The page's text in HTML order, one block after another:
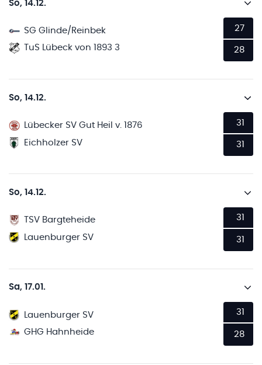
So, 14.12.
SG Glinde/Reinbek
TuS Lübeck von 1893 3
27
28
So, 14.12.
Lübecker SV Gut Heil v. 1876
Eichholzer SV
31
31
So, 14.12.
TSV Bargteheide
Lauenburger SV
31
31
Sa, 17.01.
Lauenburger SV
GHG Hahnheide
31
28